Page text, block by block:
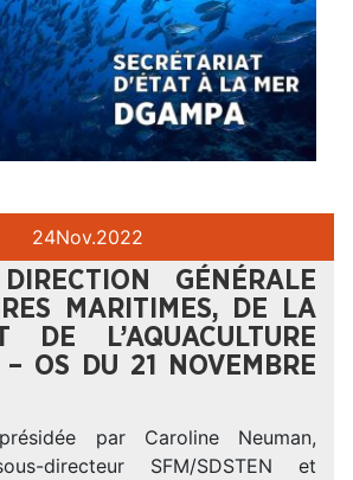
24Nov.2022
GÉNÉRALE
MARITIMES, DE LA
DE L’AQUACULTURE
OS DU 21 NOVEMBRE
par Caroline Neuman,
directeur SFM/SDSTEN et